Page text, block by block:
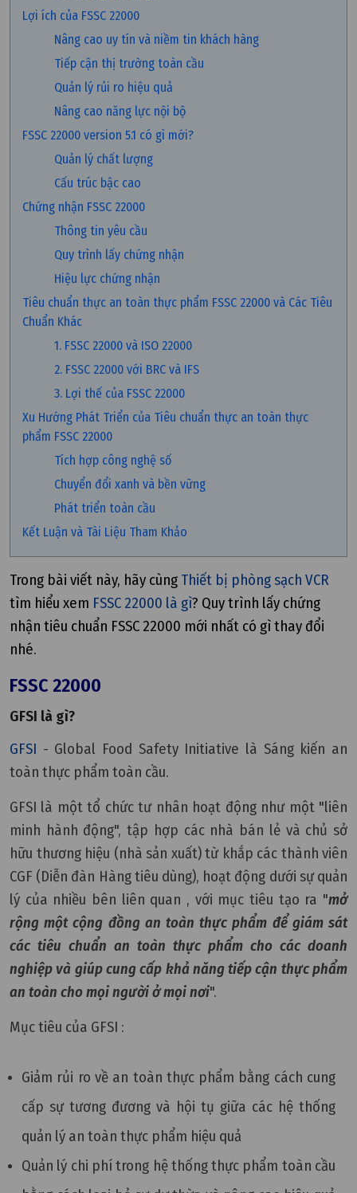
Lợi ích của FSSC 22000
Nâng cao uy tín và niềm tin khách hàng
Tiếp cận thị trường toàn cầu
Quản lý rủi ro hiệu quả
Nâng cao năng lực nội bộ
FSSC 22000 version 5.1 có gì mới?
Quản lý chất lượng
Cấu trúc bậc cao
Chứng nhận FSSC 22000
Thông tin yêu cầu
Quy trình lấy chứng nhận
Hiệu lực chứng nhận
Tiêu chuẩn thực an toàn thực phẩm FSSC 22000 và Các Tiêu
Chuẩn Khác
1. FSSC 22000 và ISO 22000
2. FSSC 22000 với BRC và IFS
3. Lợi thế của FSSC 22000
Xu Hướng Phát Triển của Tiêu chuẩn thực an toàn thực
phẩm FSSC 22000
Tích hợp công nghệ số
Chuyển đổi xanh và bền vững
Phát triển toàn cầu
Kết Luận và Tài Liệu Tham Khảo
Trong bài viết này, hãy cùng Thiết bị phòng sạch VCR
tìm hiểu xem FSSC 22000 là gì? Quy trình lấy chứng
nhận tiêu chuẩn FSSC 22000 mới nhất có gì thay đổi
nhé.
FSSC 22000
GFSI là gì?
GFSI - Global Food Safety Initiative là Sáng kiến an
toàn thực phẩm toàn cầu.
GFSI là một tổ chức tư nhân hoạt động như một "liên
minh hành động", tập hợp các nhà bán lẻ và chủ sở
hữu thương hiệu (nhà sản xuất) từ khắp các thành viên
CGF (Diễn đàn Hàng tiêu dùng), hoạt động dưới sự quản
lý của nhiều bên liên quan , với mục tiêu tạo ra "mở
rộng một cộng đồng an toàn thực phẩm để giám sát
các tiêu chuẩn an toàn thực phẩm cho các doanh
nghiệp và giúp cung cấp khả năng tiếp cận thực phẩm
an toàn cho mọi người ở mọi nơi".
Mục tiêu của GFSI :
Giảm rủi ro về an toàn thực phẩm bằng cách cung
cấp sự tương đương và hội tụ giữa các hệ thống
quản lý an toàn thực phẩm hiệu quả
Quản lý chi phí trong hệ thống thực phẩm toàn cầu